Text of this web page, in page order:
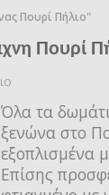
Πουρί Πήλιο"
Πουρί
Όλα τα
ξενώνα στο
εξοπλισμένα
Επίσης